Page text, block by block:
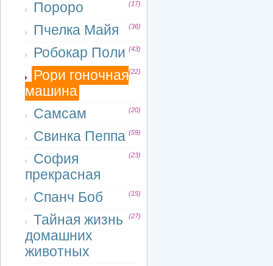
Пороро (17)
Пчелка Майя (36)
Робокар Поли (43)
Рори гоночная
машина
(22)
Самсам (20)
Свинка Пеппа (59)
София
прекрасная
(23)
Спанч Боб (15)
Тайная жизнь
домашних
животных
(27)